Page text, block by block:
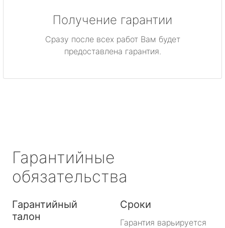
Получение гарантии
Сразу после всех работ Вам будет
предоставлена гарантия.
Гарантийные
обязательства
Гарантийный
талон
Сроки
Гарантия варьируется